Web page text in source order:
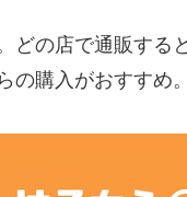
どの店で通販する
の購入がおすすめ。